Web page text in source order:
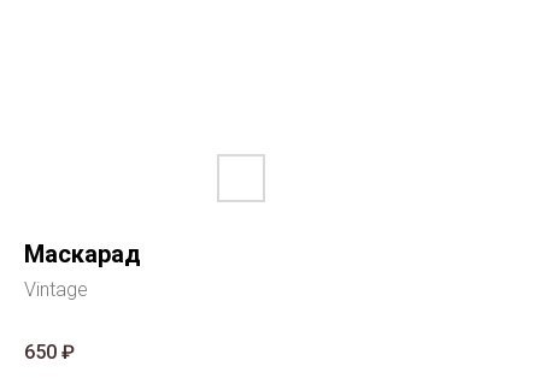
Маскарад
Vintage
650 ₽